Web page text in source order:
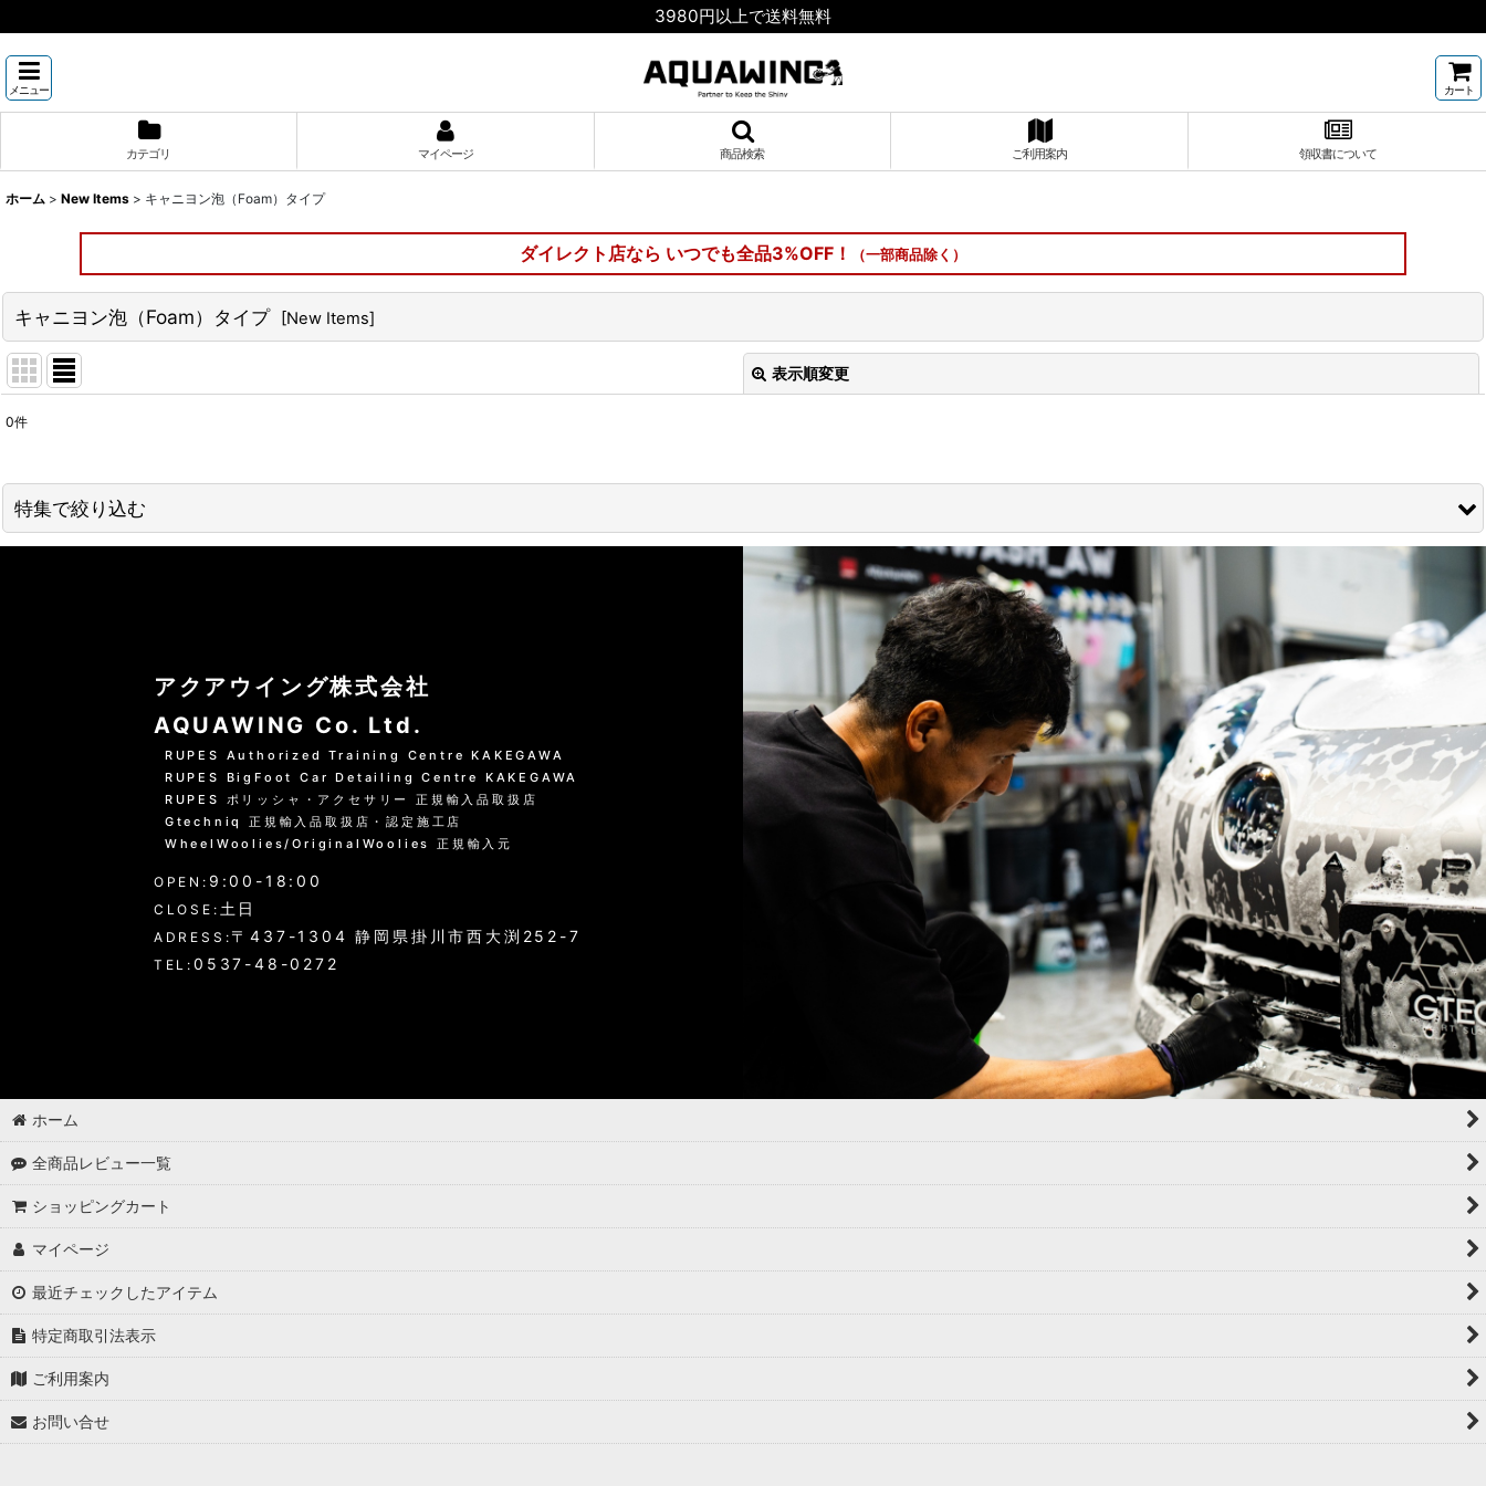
3980円以上で送料無料
メニュー カート
カテゴリ マイページ 商品検索 ご利用案内 領収書について
ホーム > New Items > キャニヨン泡（Foam）タイプ
ダイレクト店なら いつでも全品3%OFF！ （一部商品除く）
キャニヨン泡（Foam）タイプ [New Items]
表示順変更
並び順 :
絞り込む
0件
特集で絞り込む
PHリフレッシュシャンプー洗車
黒い筋状の水垢・古い保護層
ホイール・タイヤの洗浄
ウインドウガラス（外窓）の洗浄
ボディコーティング（通常カラー）
ボディコーティング（マットカラー）
アルミホイールコーティング（クリアーコートなし アルミ素地 ）
アルミホイールコーティング（メッキ・スパッタリング）
アルミホイールコーティング（艶消〜半艶 マットカラー）
アルミホイールコーティング（クリアーなし ソリッドカラー塗装）
アクアウイング株式会社
AQUAWING Co. Ltd.
RUPES Authorized Training Centre KAKEGAWA
RUPES BigFoot Car Detailing Centre KAKEGAWA
RUPES ポリッシャ・アクセサリー 正規輸入品取扱店
Gtechniq 正規輸入品取扱店・認定施工店
WheelWoolies/OriginalWoolies 正規輸入元
OPEN: 9:00-18:00
CLOSE: 土日
ADRESS: 〒437-1304 静岡県掛川市西大渕252-7
TEL: 0537-48-0272
ホーム
全商品レビュー一覧
ショッピングカート
マイページ
最近チェックしたアイテム
特定商取引法表示
ご利用案内
お問い合せ